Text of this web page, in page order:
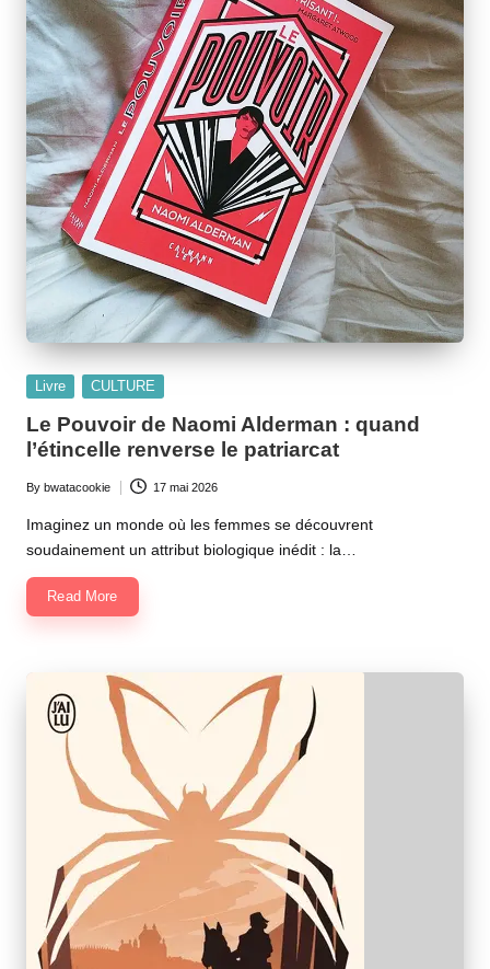
Posted
Livre CULTURE
Le Pouvoir de Naomi Alderman : quand
l’étincelle renverse le patriarcat
Posted
by
By bwatacookie 17 mai 2026
Imaginez un monde où les femmes se découvrent
soudainement un attribut biologique inédit : la…
Read More